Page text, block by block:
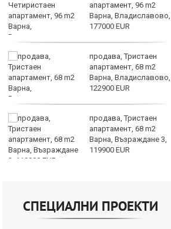
апартамент, 96 m2
Варна, Владиславово,
177000 EUR
продава, Тристаен
апартамент, 68 m2
Варна, Владиславово,
122900 EUR
продава, Тристаен
апартамент, 68 m2
Варна, Възраждане 3,
119900 EUR
СПЕЦИАЛНИ ПРОЕКТИ